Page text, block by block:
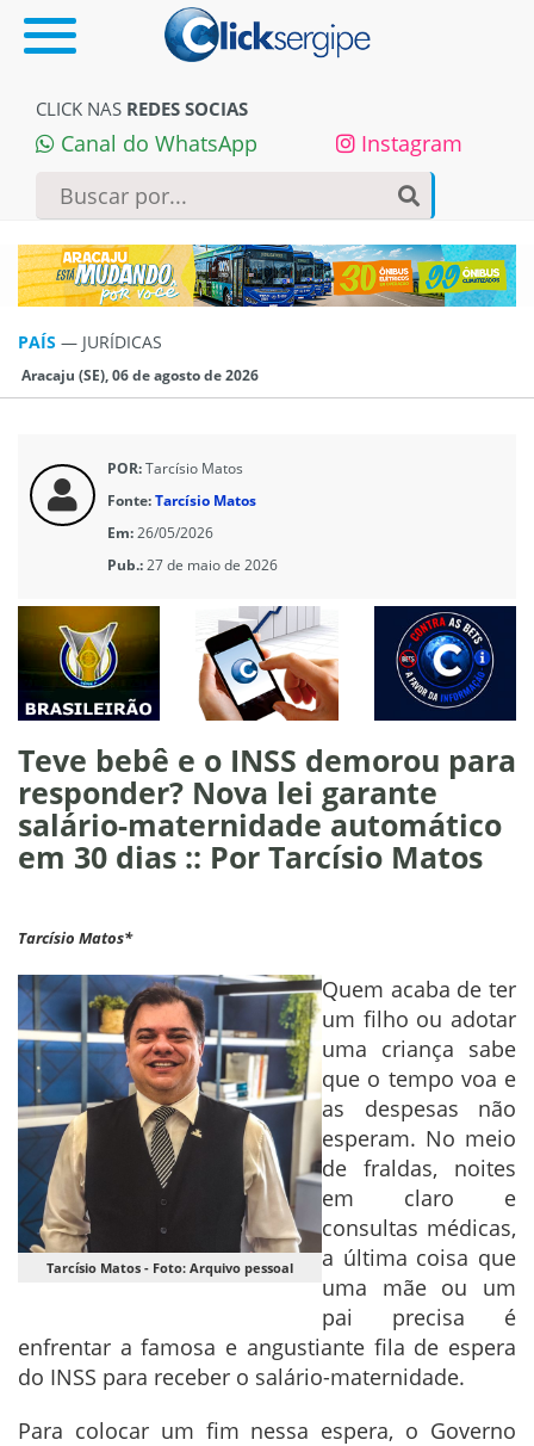
CLICK NAS REDES SOCIAS
Canal do WhatsApp Instagram
PAÍS — JURÍ­DICAS
Aracaju (SE), 06 de agosto de 2026
POR:Tarcísio Matos
Fonte:Tarcísio Matos
Em:26/05/2026
Pub.:27 de maio de 2026
Teve bebê e o INSS demorou para
responder? Nova lei garante
salário-maternidade automático
em 30 dias :: Por Tarcísio Matos
Tarcísio Matos*
Tarcísio Matos - Foto: Arquivo pessoal
Quem acaba de ter
um filho ou adotar
uma criança sabe
que o tempo voa e
as despesas não
esperam. No meio
de fraldas, noites
em claro e
consultas médicas,
a última coisa que
uma mãe ou um
pai precisa é
enfrentar a famosa e angustiante fila de espera
do INSS para receber o salário-maternidade.
Para colocar um fim nessa espera, o Governo